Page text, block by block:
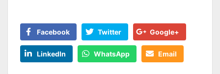
Facebook Twitter Google+
LinkedIn WhatsApp Email